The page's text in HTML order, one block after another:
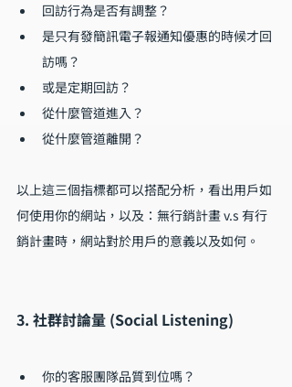
回訪行為是否有調整？
是只有發簡訊電子報通知優惠的時候才回
訪嗎？
或是定期回訪？
從什麼管道進入？
從什麼管道離開？
以上這三個指標都可以搭配分析，看出用戶如
何使用你的網站，以及：無行銷計畫 v.s 有行
銷計畫時，網站對於用戶的意義以及如何。
3. 社群討論量 (Social Listening)
你的客服團隊品質到位嗎？